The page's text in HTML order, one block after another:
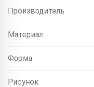
Производитель
Материал
Форма
Рисунок